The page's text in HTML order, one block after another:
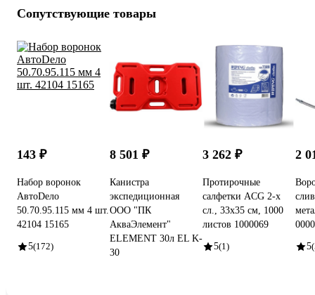
Сопутствующие товары
143 ₽
Набор воронок
АвтоDело
50.70.95.115 мм 4 шт.
42104 15165
5(172)
8 501 ₽
Канистра
экспедиционная
ООО "ПК
АкваЭлемент"
ELEMENT 30л EL K-
30
3 262 ₽
Протирочные
салфетки ACG 2-х
сл., 33х35 см, 1000
листов 1000069
5(1)
2
5